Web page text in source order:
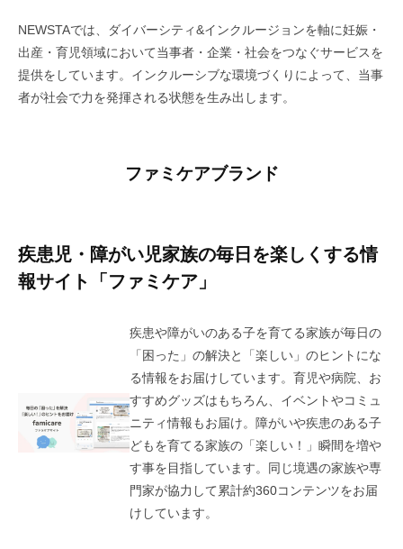
ペ
ー
ジ
by
newstaadmin
NEWSTAでは、ダイバーシティ&インクルージョンを軸に妊娠・
出産・育児領域において当事者・企業・社会をつなぐサービスを
提供をしています。インクルーシブな環境づくりによって、当事
者が社会で力を発揮される状態を生み出します。
ファミケアブランド
疾患児・障がい児家族の毎日を楽しくする情
報サイト
「ファミケア」
疾患や障がいのある子を育てる家族が毎日の
「困った」の解決と「楽しい」のヒントにな
る情報をお届けしています。育児や病院、お
すすめグッズはもちろん、イベントやコミュ
ニティ情報もお届け。障がいや疾患のある子
どもを育てる家族の「楽しい！」瞬間を増や
す事を目指しています。同じ境遇の家族や専
門家が協力して累計約360コンテンツをお届
けしています。